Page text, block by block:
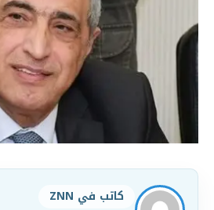
كاتب في ZNN